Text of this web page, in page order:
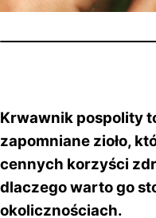
Krwawnik pospolity
zapomniane zioło,
cennych korzyści
dlaczego warto go
okolicznościach.